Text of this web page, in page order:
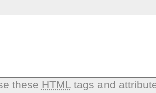
these HTMLtags and